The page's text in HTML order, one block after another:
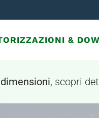
&
, scopri